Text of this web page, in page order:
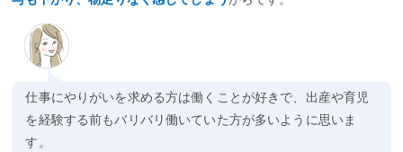
仕事にやりがいを求める方は働くことが好きで、出産や育児
を経験する前もバリバリ働いていた方が多いように思いま
す。